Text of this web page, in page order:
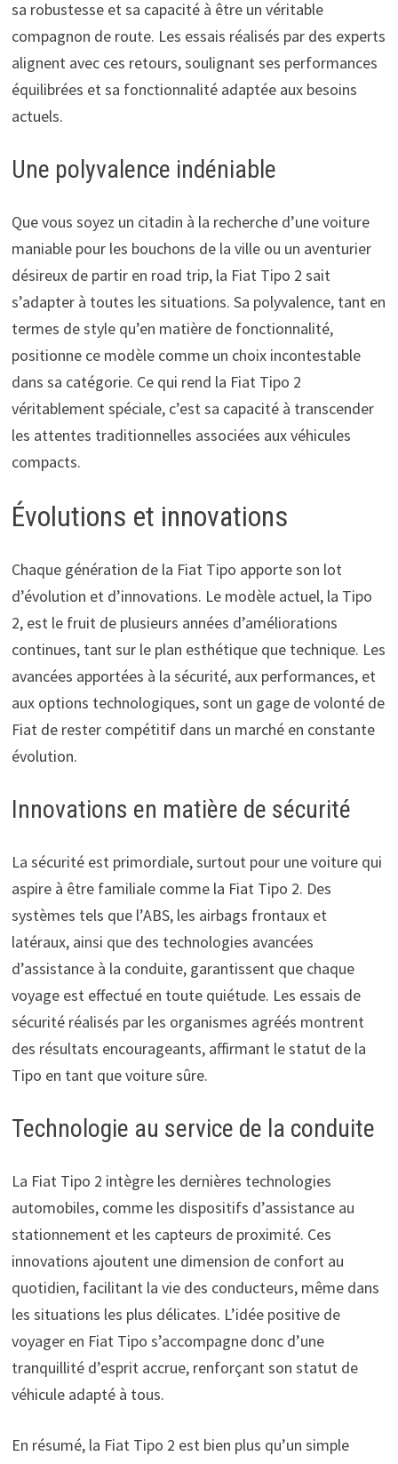
sa robustesse et sa capacité à être un véritable
compagnon de route. Les essais réalisés par des experts
alignent avec ces retours, soulignant ses performances
équilibrées et sa fonctionnalité adaptée aux besoins
actuels.
Une polyvalence indéniable
Que vous soyez un citadin à la recherche d’une voiture
maniable pour les bouchons de la ville ou un aventurier
désireux de partir en road trip, la Fiat Tipo 2 sait
s’adapter à toutes les situations. Sa polyvalence, tant en
termes de style qu’en matière de fonctionnalité,
positionne ce modèle comme un choix incontestable
dans sa catégorie. Ce qui rend la Fiat Tipo 2
véritablement spéciale, c’est sa capacité à transcender
les attentes traditionnelles associées aux véhicules
compacts.
Évolutions et innovations
Chaque génération de la Fiat Tipo apporte son lot
d’évolution et d’innovations. Le modèle actuel, la Tipo
2, est le fruit de plusieurs années d’améliorations
continues, tant sur le plan esthétique que technique. Les
avancées apportées à la sécurité, aux performances, et
aux options technologiques, sont un gage de volonté de
Fiat de rester compétitif dans un marché en constante
évolution.
Innovations en matière de sécurité
La sécurité est primordiale, surtout pour une voiture qui
aspire à être familiale comme la Fiat Tipo 2. Des
systèmes tels que l’ABS, les airbags frontaux et
latéraux, ainsi que des technologies avancées
d’assistance à la conduite, garantissent que chaque
voyage est effectué en toute quiétude. Les essais de
sécurité réalisés par les organismes agréés montrent
des résultats encourageants, affirmant le statut de la
Tipo en tant que voiture sûre.
Technologie au service de la conduite
La Fiat Tipo 2 intègre les dernières technologies
automobiles, comme les dispositifs d’assistance au
stationnement et les capteurs de proximité. Ces
innovations ajoutent une dimension de confort au
quotidien, facilitant la vie des conducteurs, même dans
les situations les plus délicates. L’idée positive de
voyager en Fiat Tipo s’accompagne donc d’une
tranquillité d’esprit accrue, renforçant son statut de
véhicule adapté à tous.
En résumé, la Fiat Tipo 2 est bien plus qu’un simple